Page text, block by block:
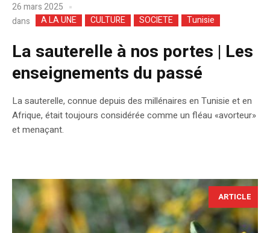
26 mars 2025
dans
A LA UNE CULTURE SOCIETE Tunisie
La sauterelle à nos portes | Les
enseignements du passé
La sauterelle, connue depuis des millénaires en Tunisie et en
Afrique, était toujours considérée comme un fléau «avorteur»
et menaçant.
ARTICLE